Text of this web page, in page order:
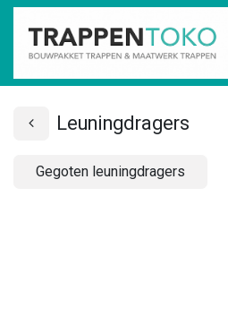
Leuningdragers
Gegoten leuningdragers